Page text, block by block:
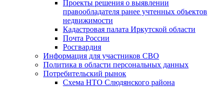
Проекты решения о выявлении
правообладателя ранее учтенных объектов
недвижимости
Кадастровая палата Иркутской области
Почта России
Росгвардия
Информация для участников СВО
Политика в области персональных данных
Потребительский рынок
Схема НТО Слюдянского района